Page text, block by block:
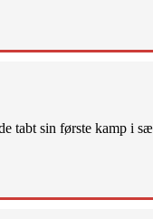
tabt sin første kamp i